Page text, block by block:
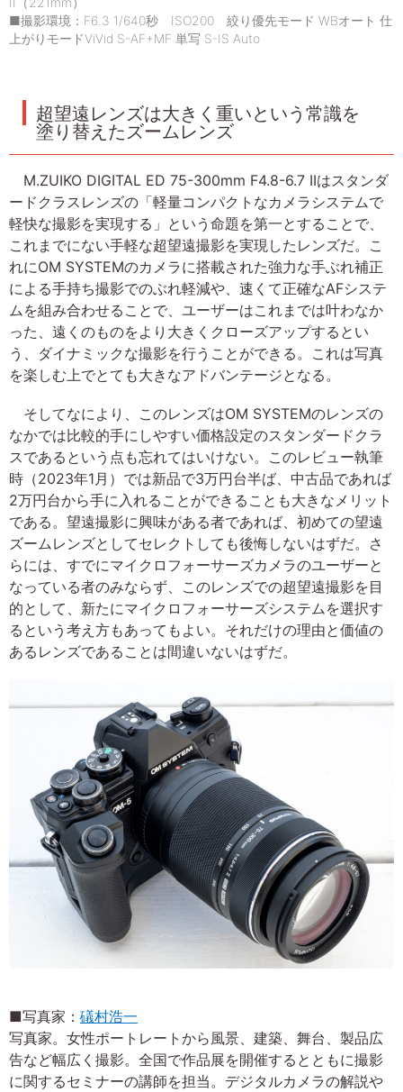
■撮影環境：F6.3 1/640秒 ISO200 絞り優先モード WBオート 仕
上がりモードViVid S-AF+MF 単写 S-IS Auto
超望遠レンズは大きく重いという常識を
塗り替えたズームレンズ
M.ZUIKO DIGITAL ED 75-300mm F4.8-6.7 IIはスタンダ
ードクラスレンズの「軽量コンパクトなカメラシステムで
軽快な撮影を実現する」という命題を第一とすることで、
これまでにない手軽な超望遠撮影を実現したレンズだ。こ
れにOM SYSTEMのカメラに搭載された強力な手ぶれ補正
による手持ち撮影でのぶれ軽減や、速くて正確なAFシステ
ムを組み合わせることで、ユーザーはこれまでは叶わなか
った、遠くのものをより大きくクローズアップするとい
う、ダイナミックな撮影を行うことができる。これは写真
を楽しむ上でとても大きなアドバンテージとなる。
そしてなにより、このレンズはOM SYSTEMのレンズの
なかでは比較的手にしやすい価格設定のスタンダードクラ
スであるという点も忘れてはいけない。このレビュー執筆
時（2023年1月）では新品で3万円台半ば、中古品であれば
2万円台から手に入れることができることも大きなメリット
である。望遠撮影に興味がある者であれば、初めての望遠
ズームレンズとしてセレクトしても後悔しないはずだ。さ
らには、すでにマイクロフォーサーズカメラのユーザーと
なっている者のみならず、このレンズでの超望遠撮影を目
的として、新たにマイクロフォーサーズシステムを選択す
るという考え方もあってもよい。それだけの理由と価値の
あるレンズであることは間違いないはずだ。
■写真家： 礒村浩一
写真家。女性ポートレートから風景、建築、舞台、製品広
告など幅広く撮影。全国で作品展を開催するとともに撮影
に関するセミナーの講師を担当。デジタルカメラの解説や